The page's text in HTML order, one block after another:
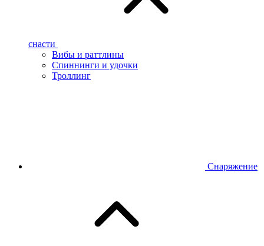
снасти
Вибы и раттлины
Спиннинги и удочки
Троллинг
Снаряжение